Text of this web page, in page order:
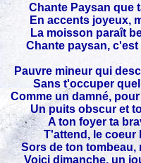
Chante Paysan que
En accents joyeux,
La moisson paraît
Chante paysan, c'est
Pauvre mineur qui
Sans t'occuper
Comme un damné,
Un puits obscur et
A ton foyer ta
T'attend, le coeur
Sors de ton tombeau,
Voici dimanche, un